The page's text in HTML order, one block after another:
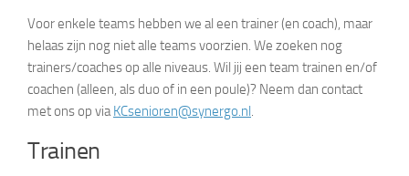
Voor enkele teams hebben we al een trainer (en coach), maar
helaas zijn nog niet alle teams voorzien. We zoeken nog
trainers/coaches op alle niveaus. Wil jij een team trainen en/of
coachen (alleen, als duo of in een poule)? Neem dan contact
met ons op viaKCsenioren@synergo.nl.
Trainen